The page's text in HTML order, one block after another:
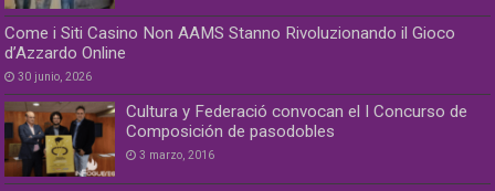
Come i Siti Casino Non AAMS Stanno Rivoluzionando il Gioco
d’Azzardo Online
30 junio, 2026
Cultura y Federació convocan el I Concurso de
Composición de pasodobles
3 marzo, 2016